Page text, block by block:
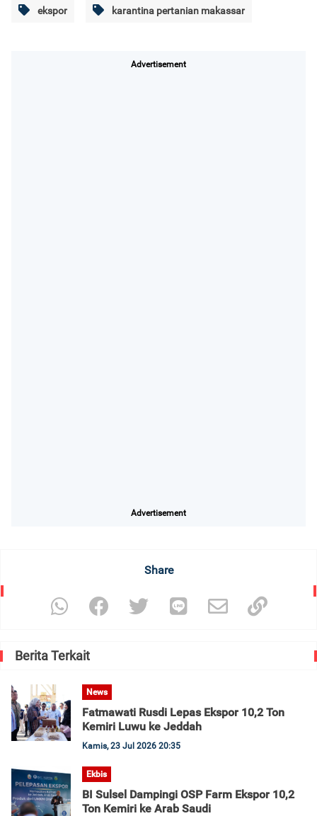
ekspor karantina pertanian makassar
Advertisement
Advertisement
Share
Berita Terkait
News
Fatmawati Rusdi Lepas Ekspor 10,2 Ton
Kemiri Luwu ke Jeddah
Kamis, 23 Jul 2026 20:35
Ekbis
BI Sulsel Dampingi OSP Farm Ekspor 10,2
Ton Kemiri ke Arab Saudi